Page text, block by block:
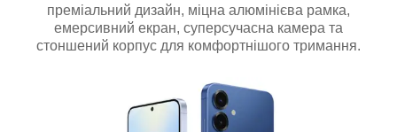
преміальний дизайн, міцна алюмінієва рамка,
емерсивний екран, суперсучасна камера та
стоншений корпус для комфортнішого тримання.